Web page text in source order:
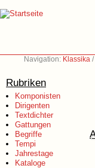
Navigation: Klassika /
Rubriken
Komponisten
Dirigenten
Textdichter
Gattungen
Begriffe
Tempi
Jahrestage
Kataloge